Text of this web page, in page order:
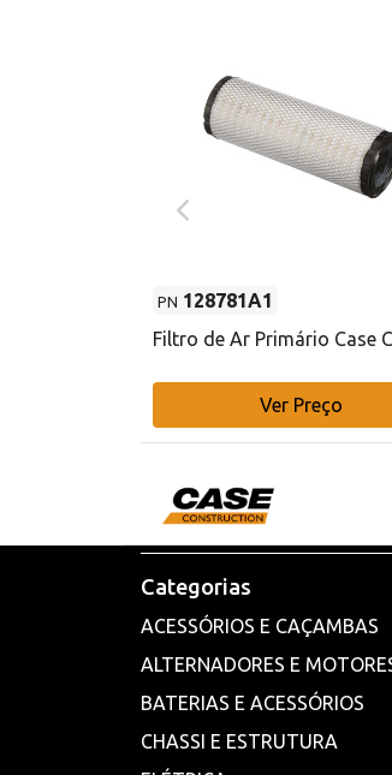
PN 128781A1
Filtro de Ar Primário Case
Ver Preço
Categorias
ACESSÓRIOS E CAÇAMBAS
ALTERNADORES E
BATERIAS E ACESSÓRIOS
CHASSI E ESTRUTURA